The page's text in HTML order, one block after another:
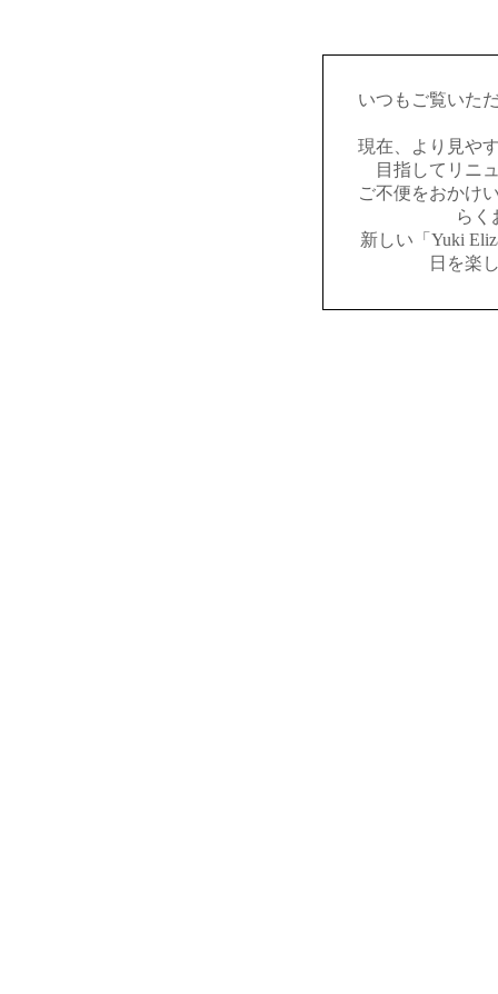
いつもご覧いた
現在、より見や
目指してリニ
ご不便をおかけ
らく
新しい「Yuki
日を楽